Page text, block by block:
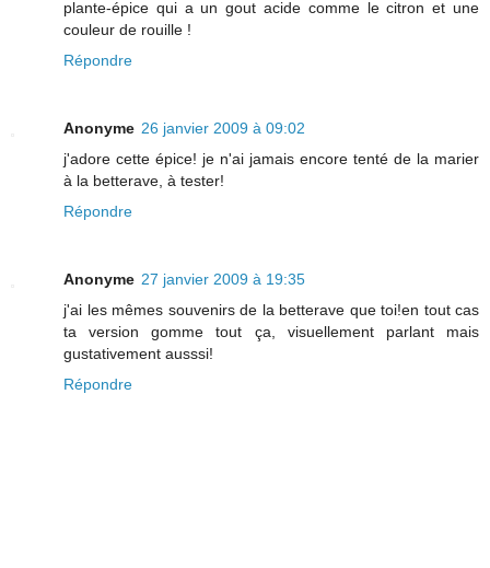
plante-épice qui a un gout acide comme le citron et une
couleur de rouille !
Répondre
Anonyme 26 janvier 2009 à 09:02
j'adore cette épice! je n'ai jamais encore tenté de la marier
à la betterave, à tester!
Répondre
Anonyme 27 janvier 2009 à 19:35
j'ai les mêmes souvenirs de la betterave que toi!en tout cas
ta version gomme tout ça, visuellement parlant mais
gustativement ausssi!
Répondre